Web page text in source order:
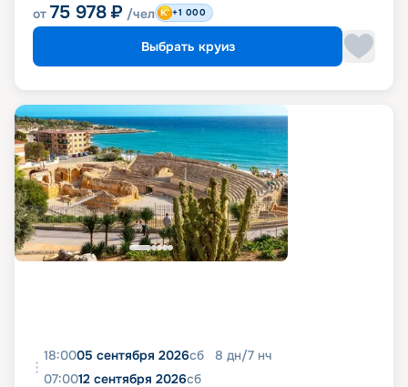
от 75 978 ₽ /чел +1 000
Выбрать круиз
18:0005 сентября 2026сб 8 дн/7 нч
07:0012 сентября 2026сб